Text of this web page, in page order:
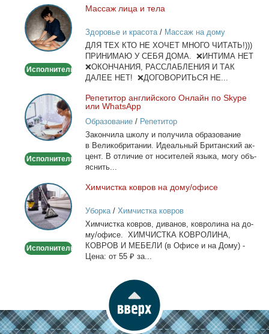
Массаж
лица
и
тела
Исполнитель
Мас­саж ли­ца и те­ла
Здоровье и красота/ Массаж на дому
ДЛЯ ТЕХ КТО НЕ ХОЧЕТ МНОГО ЧИТАТЬ!)))
ПРИНИМАЮ У СЕБЯ ДОМА. ❌ИНТИМА НЕТ
❌ОКОНЧАНИЯ, РАССЛАБЛЕНИЯ И ТАК
ДАЛЕЕ НЕТ! ❌ДОГОВОРИТЬСЯ НЕ...
Репетитор
английского
Онлайн
по
или
Исполнитель
Ре­пе­ти­тор ан­глий­ско­го Он­лайн по Skype
или WhatsApp
Образование/ Репетитор
За­кон­чи­ла шко­лу и по­лу­чи­ла об­ра­зо­ва­ние
в Ве­ли­ко­бри­та­нии. Иде­аль­ный Бри­тан­ский ак­
цент. В от­ли­чие от но­си­те­лей язы­ка, мо­гу объ­
яс­нить...
Химчистка
ковров
на
дому/
Исполнитель
Хим­чист­ка ков­ров на до­му/офи­се
Уборка/ Химчистка ковров
Хим­чист­ка ков­ров, ди­ва­нов, ков­ро­ли­на на до­
му/офи­се. ХИМЧИСТКА КОВРОЛИНА,
КОВРОВ И МЕБЕЛИ (в Офи­се и на До­му) -
Це­на: от 55 ₽ за...